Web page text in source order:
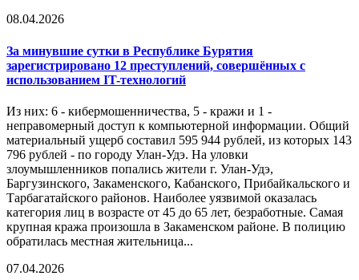
08.04.2026
За минувшие сутки в Республике Бурятия
зарегистрировано 12 преступлений, совершённых с
использованием IT-технологий
Из них: 6 - кибермошенничества, 5 - кражи и 1 -
неправомерный доступ к компьютерной информации. Общий
материальный ущерб составил 595 944 рублей, из которых 143
796 рублей - по городу Улан-Удэ. На уловки
злоумышленников попались жители г. Улан-Удэ,
Баргузинского, Закаменского, Кабанского, Прибайкальского и
Тарбагатайского районов. Наиболее уязвимой оказалась
категория лиц в возрасте от 45 до 65 лет, безработные. Самая
крупная кража произошла в Закаменском районе. В полицию
обратилась местная жительница...
07.04.2026